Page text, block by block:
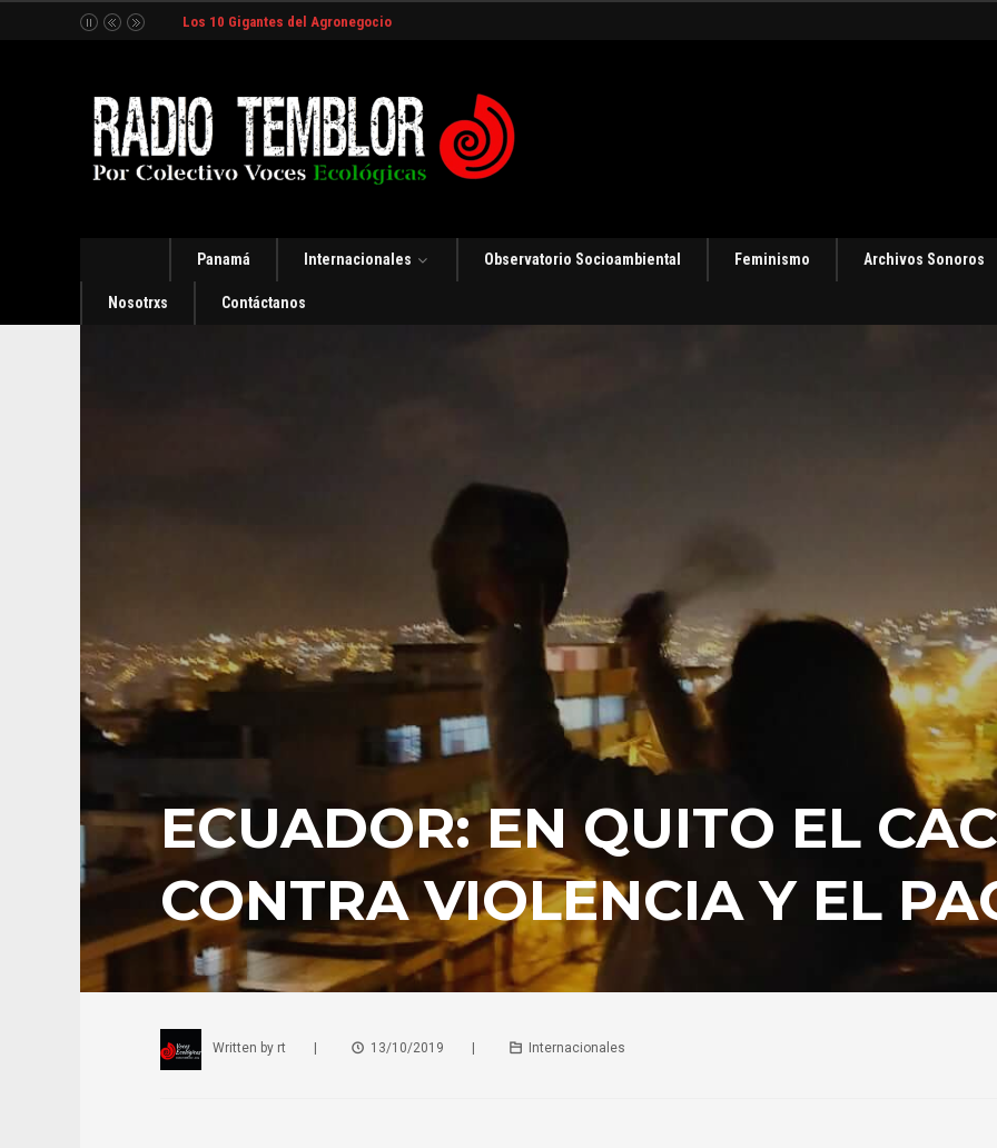
Los 10 Gigantes del Agronegocio
Panamá Internacionales Observatorio Socioambiental Feminismo Archivos Sonoros
Nosotrxs Contáctanos
ECUADOR: EN QUITO EL
CONTRA VIOLENCIA Y EL
Written by rt 13/10/2019 Internacionales